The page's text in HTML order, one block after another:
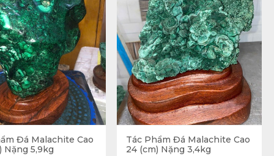
Đá Malachite Cao
Nặng 5,9kg
Tác Phẩm Đá Malachite Cao
24 (cm) Nặng 3,4kg